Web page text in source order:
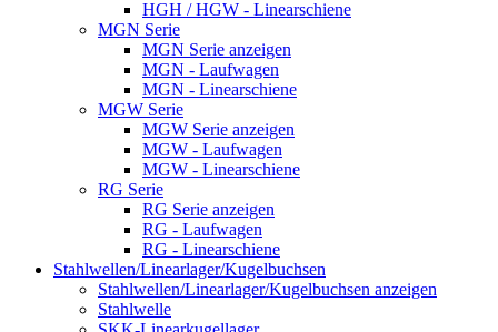
HGH / HGW - Linearschiene
MGN Serie
MGN Serie anzeigen
MGN - Laufwagen
MGN - Linearschiene
MGW Serie
MGW Serie anzeigen
MGW - Laufwagen
MGW - Linearschiene
RG Serie
RG Serie anzeigen
RG - Laufwagen
RG - Linearschiene
Stahlwellen/Linearlager/Kugelbuchsen
Stahlwellen/Linearlager/Kugelbuchsen anzeigen
Stahlwelle